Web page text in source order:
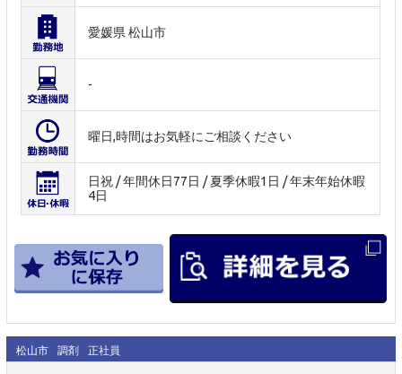
愛媛県 松山市
-
曜日,時間はお気軽にご相談ください
日祝 / 年間休日77日 / 夏季休暇1日 / 年末年始休暇
4日
松山市 調剤 正社員